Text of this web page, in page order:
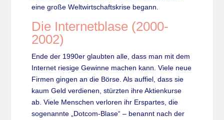
eine große Weltwirtschaftskrise begann.
Die Internetblase (2000-
2002)
Ende der 1990er glaubten alle, dass man mit dem
Internet riesige Gewinne machen kann. Viele neue
Firmen gingen an die Börse. Als auffiel, dass sie
kaum Geld verdienen, stürzten ihre Aktienkurse
ab. Viele Menschen verloren ihr Erspartes, die
sogenannte „Dotcom-Blase“ – benannt nach der